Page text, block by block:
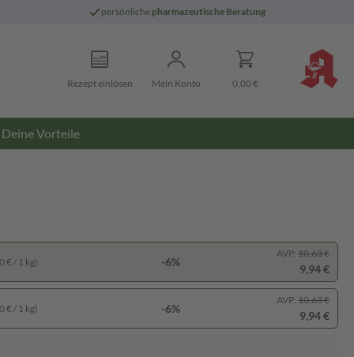
persönliche pharmazeutische Beratung
Rezept einlösen Mein Konto 0,00 €
Deine Vorteile
€ / 1 kg) -6%
AVP: 10,63 €
9,94 €
€ / 1 kg) -6%
AVP: 10,63 €
9,94 €